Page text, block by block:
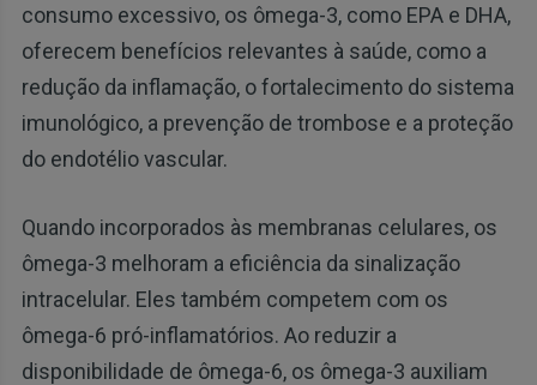
consumo excessivo, os ômega-3, como EPA e DHA,
oferecem benefícios relevantes à saúde, como a
redução da inflamação, o fortalecimento do sistema
imunológico, a prevenção de trombose e a proteção
do endotélio vascular.
Quando incorporados às membranas celulares, os
ômega-3 melhoram a eficiência da sinalização
intracelular. Eles também competem com os
ômega-6 pró-inflamatórios. Ao reduzir a
disponibilidade de ômega-6, os ômega-3 auxiliam